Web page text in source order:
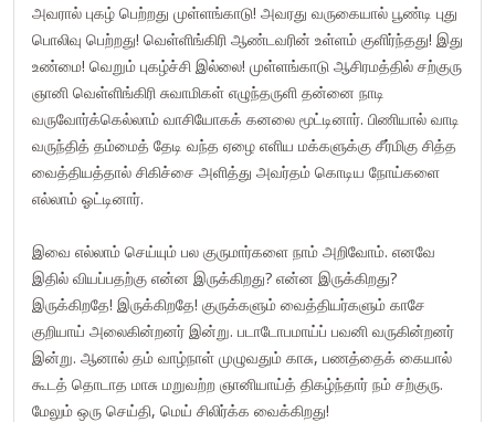
அவரால் புகழ் பெற்றது முள்ளங்காடு! அவரது வருகையால் பூண்டி புது
பொலிவு பெற்றது! வெள்ளிங்கிரி ஆண்டவரின் உள்ளம் குளிர்ந்தது! இது
உண்மை! வெறும் புகழ்ச்சி இல்லை! முள்ளங்காடு ஆசிரமத்தில் சற்குரு
ஞானி வெள்ளிங்கிரி சுவாமிகள் எழுந்தருளி தன்னை நாடி
வருவோர்க்கெல்லாம் வாசியோகக் கனலை மூட்டினார். பிணியால் வாடி
வருந்தித் தம்மைத் தேடி வந்த ஏழை எளிய மக்களுக்கு சீர்மிகு சித்த
வைத்தியத்தால் சிகிச்சை அளித்து அவர்தம் கொடிய நோய்களை
எல்லாம் ஓட்டினார்.
இவை எல்லாம் செய்யும் பல குருமார்களை நாம் அறிவோம். எனவே
இதில் வியப்பதற்கு என்ன இருக்கிறது? என்ன இருக்கிறது?
இருக்கிறதே! இருக்கிறதே! குருக்களும் வைத்தியர்களும் காசே
குறியாய் அலைகின்றனர் இன்று. படாடோபமாய்ப் பவனி வருகின்றனர்
இன்று. ஆனால் தம் வாழ்நாள் முழுவதும் காசு, பணத்தைக் கையால்
கூடத் தொடாத மாசு மறுவற்ற ஞானியாய்த் திகழ்ந்தார் நம் சற்குரு.
மேலும் ஒரு செய்தி, மெய் சிலிர்க்க வைக்கிறது!